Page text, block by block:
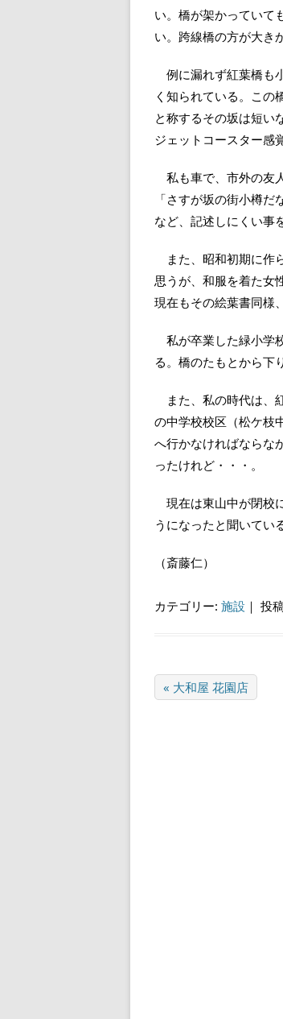
い。橋が架かっていて
い。跨線橋の方が大き
例に漏れず紅葉橋も
く知られている。この
と称するその坂は短い
ジェットコースター感
私も車で、市外の友
「さすが坂の街小樽だ
など、記述しにくい事
また、昭和初期に作
思うが、和服を着た女
現在もその絵葉書同様
私が卒業した緑小学
る。橋のたもとから下
また、私の時代は、
の中学校校区（松ケ枝
へ行かなければならな
ったけれど・・・。
現在は東山中が閉校
うになったと聞いてい
（斎藤仁）
カテゴリー: 施設 ｜ 投
« 大和屋 花園店